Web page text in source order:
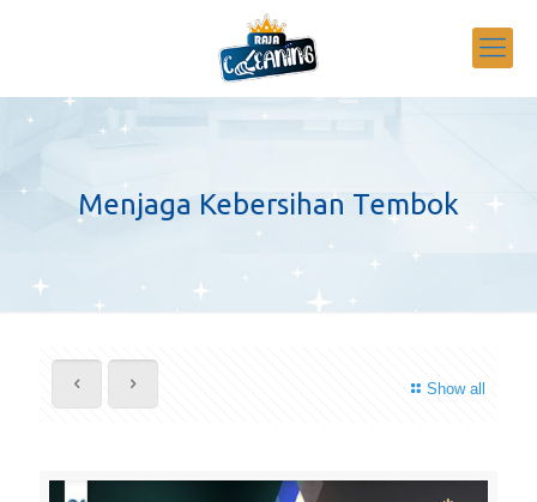
Menjaga Kebersihan Tembok
Show all